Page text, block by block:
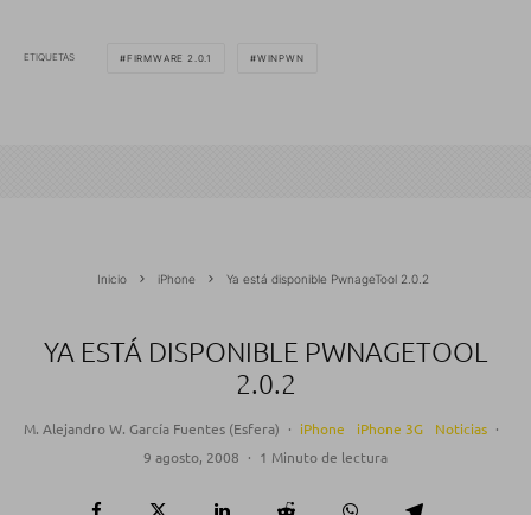
ETIQUETAS FIRMWARE 2.0.1 WINPWN
Inicio iPhone Ya está disponible PwnageTool 2.0.2
YA ESTÁ DISPONIBLE PWNAGETOOL
2.0.2
M. Alejandro W. García Fuentes (Esfera) · iPhone iPhone 3G Noticias ·
9 agosto, 2008 · 1 Minuto de lectura